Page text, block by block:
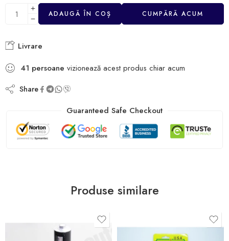
ADAUGĂ ÎN COȘ CUMPĂRĂ ACUM
Livrare
41 persoane vizionează acest produs chiar acum
Share
Guaranteed Safe Checkout
Produse similare